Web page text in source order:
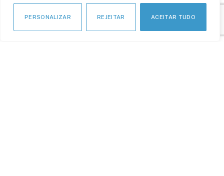
PERSONALIZAR REJEITAR ACEITAR TUDO